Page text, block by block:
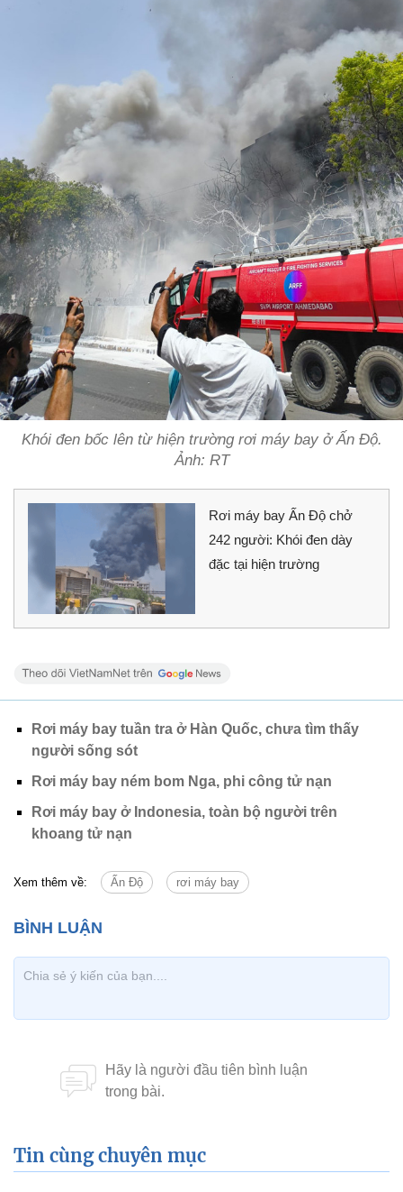
Khói đen bốc lên từ hiện trường rơi máy bay ở Ấn Độ.
Ảnh: RT
Rơi máy bay Ấn Độ chở
242 người: Khói đen dày
đặc tại hiện trường
Rơi máy bay tuần tra ở Hàn Quốc, chưa tìm thấy
người sống sót
Rơi máy bay ném bom Nga, phi công tử nạn
Rơi máy bay ở Indonesia, toàn bộ người trên
khoang tử nạn
Xem thêm về: Ấn Độ rơi máy bay
Tin cùng chuyên mục